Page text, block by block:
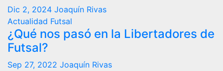
Dic 2, 2024 Joaquín Rivas
Actualidad Futsal
¿Qué nos pasó en la Libertadores de
Futsal?
Sep 27, 2022 Joaquín Rivas